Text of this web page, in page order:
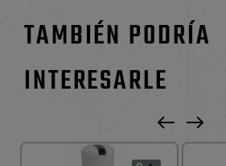
TAMBIÉN PODRÍA
INTERESARLE